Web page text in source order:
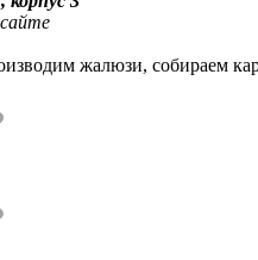
жалюзи, собираем